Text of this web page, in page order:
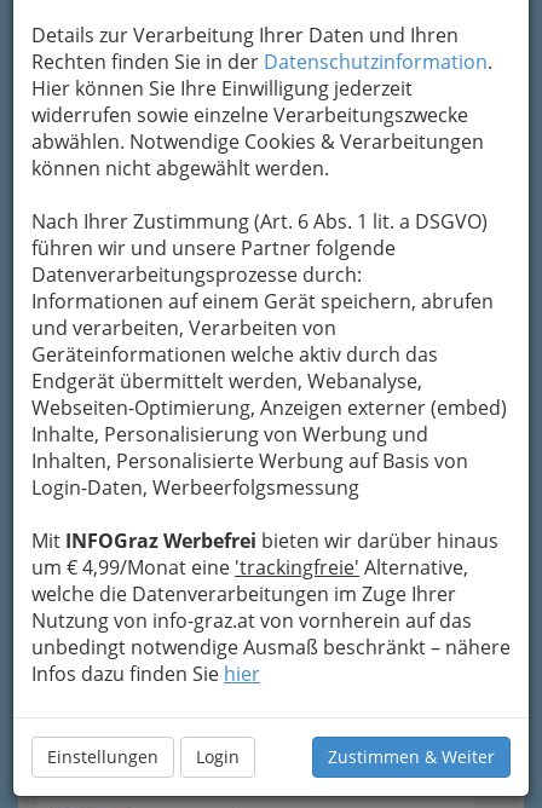
Details zur Verarbeitung Ihrer Daten und Ihren
Rechten finden Sie in der Datenschutzinformation.
Hier können Sie Ihre Einwilligung jederzeit
widerrufen sowie einzelne Verarbeitungszwecke
abwählen. Notwendige Cookies & Verarbeitungen
können nicht abgewählt werden.
Nach Ihrer Zustimmung (Art. 6 Abs. 1 lit. a DSGVO)
führen wir und unsere Partner folgende
Datenverarbeitungsprozesse durch:
Informationen auf einem Gerät speichern, abrufen
und verarbeiten, Verarbeiten von
Geräteinformationen welche aktiv durch das
Endgerät übermittelt werden, Webanalyse,
Webseiten-Optimierung, Anzeigen externer (embed)
Inhalte, Personalisierung von Werbung und
Inhalten, Personalisierte Werbung auf Basis von
Login-Daten, Werbeerfolgsmessung
Mit INFOGraz Werbefrei bieten wir darüber hinaus
um € 4,99/Monat eine 'trackingfreie' Alternative,
welche die Datenverarbeitungen im Zuge Ihrer
Nutzung von info-graz.at von vornherein auf das
unbedingt notwendige Ausmaß beschränkt – nähere
Infos dazu finden Sie hier
Einstellungen Login Zustimmen & Weiter
Diverse Hilfen in der Not
Ärztenotdienst - Tel.: 141
Apothekennotdienst
Welche Zahnarztpraxis ist im
Dienst?
Kommunikation
Schlüsselnotdienst -
Aufsperrdienst -
Kredit- u. Bankomatkarte